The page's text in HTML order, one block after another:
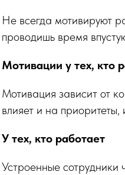
Не всегда мотивируют
проводишь время
Мотивации у тех, кто
Мотивация зависит от
влияет и на
У тех, кто работает
Устроенные сотрудники